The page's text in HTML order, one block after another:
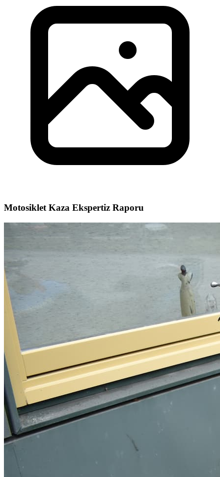
Motosiklet Kaza Ekspertiz Raporu